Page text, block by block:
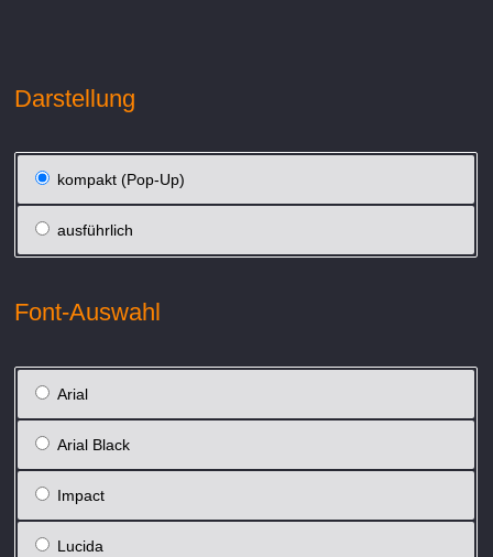
Darstellung
kompakt (Pop-Up)
ausführlich
Font-Auswahl
Arial
Arial Black
Impact
Lucida